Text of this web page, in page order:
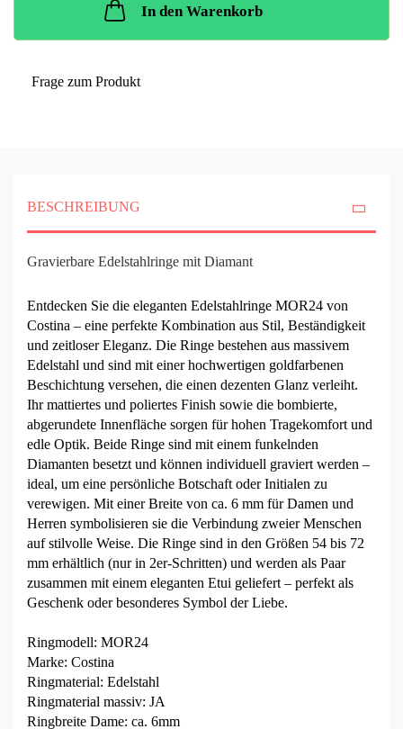
In den Warenkorb
Frage zum Produkt
BESCHREIBUNG
Gravierbare Edelstahlringe mit Diamant
Entdecken Sie die eleganten Edelstahlringe MOR24 von
Costina – eine perfekte Kombination aus Stil, Beständigkeit
und zeitloser Eleganz. Die Ringe bestehen aus massivem
Edelstahl und sind mit einer hochwertigen goldfarbenen
Beschichtung versehen, die einen dezenten Glanz verleiht.
Ihr mattiertes und poliertes Finish sowie die bombierte,
abgerundete Innenfläche sorgen für hohen Tragekomfort und
edle Optik. Beide Ringe sind mit einem funkelnden
Diamanten besetzt und können individuell graviert werden –
ideal, um eine persönliche Botschaft oder Initialen zu
verewigen. Mit einer Breite von ca. 6 mm für Damen und
Herren symbolisieren sie die Verbindung zweier Menschen
auf stilvolle Weise. Die Ringe sind in den Größen 54 bis 72
mm erhältlich (nur in 2er-Schritten) und werden als Paar
zusammen mit einem eleganten Etui geliefert – perfekt als
Geschenk oder besonderes Symbol der Liebe.
Ringmodell: MOR24
Marke: Costina
Ringmaterial: Edelstahl
Ringmaterial massiv: JA
Ringbreite Dame: ca. 6mm